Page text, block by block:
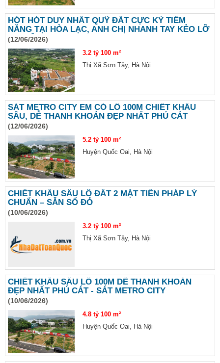
HÓT HÓT DUY NHẤT QUỸ ĐẤT CỰC KỲ TIỀM
NĂNG TẠI HÒA LẠC, ANH CHỊ NHANH TAY KẺO LỠ
CƠ HỘI
(12/06/2026)
3.2 tỷ 100 m²
Thị Xã Sơn Tây, Hà Nội
SÁT METRO CITY EM CÓ LÔ 100M CHIẾT KHẤU
SÂU, DỄ THANH KHOẢN ĐẸP NHẤT PHÚ CÁT
(12/06/2026)
5.2 tỷ 100 m²
Huyện Quốc Oai, Hà Nội
CHIẾT KHẤU SÂU LÔ ĐẤT 2 MẶT TIỀN PHÁP LÝ
CHUẨN – SẴN SỔ ĐỎ
(10/06/2026)
3.2 tỷ 100 m²
Thị Xã Sơn Tây, Hà Nội
CHIẾT KHẤU SÂU LÔ 100M DỄ THANH KHOẢN
ĐẸP NHẤT PHÚ CÁT - SÁT METRO CITY
(10/06/2026)
4.8 tỷ 100 m²
Huyện Quốc Oai, Hà Nội